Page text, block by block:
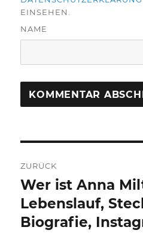
EINSEHEN.
NAME
ZURÜCK
Vorheriger
Beitrag:
Wer ist Anna
Lebenslauf,
Biografie,